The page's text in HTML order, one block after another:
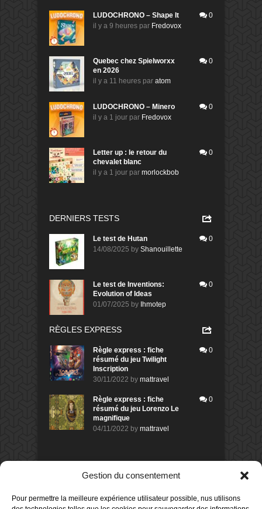
Gestion du consentement
Pour permettre la meilleure expérience utilisateur possible, nus utilisons
LUDOCHRONO – Shape It
il y a 9 heures par Fredovox
0
Quebec chez Spielworxx
en 2026
il y a 11 heures par atom
0
LUDOCHRONO – Minero
il y a 1 jour par Fredovox
0
Letter up : le retour du
chevalet blanc
il y a 1 jour par morlockbob
0
DERNIERS TESTS
Le test de Hutan
14/08/2025 by Shanouillette
0
Le test de Inventions:
Evolution of Ideas
01/07/2025 by Ihmotep
0
RÈGLES EXPRESS
Règle express : fiche
résumé du jeu Twilight
Inscription
30/11/2022 by mattravel
0
Règle express : fiche
résumé du jeu Lorenzo Le
magnifique
04/11/2022 by mattravel
0
Sur le jeu Detective Box - Ciao